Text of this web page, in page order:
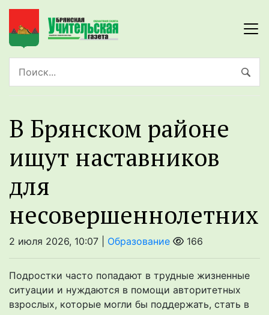
В Брянском районе
ищут наставников
для
несовершеннолетних
2 июля 2026, 10:07 | Образование 166
Подростки часто попадают в трудные жизненные
ситуации и нуждаются в помощи авторитетных
взрослых, которые могли бы поддержать, стать в